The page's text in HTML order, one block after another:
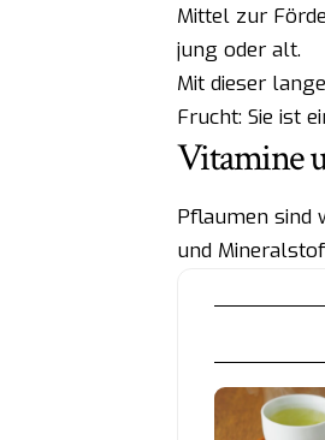
Mittel zur
jung oder alt.
Mit dieser
Frucht: Sie ist
Vitamine
Pflaumen sind
und